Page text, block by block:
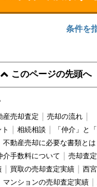
条件を
このページの先頭へ
産売却査定
売却の流れ
相続相談
「仲介」と
不動産売却に必要な書類とは
介手数料について
売却査
買取の売却査定実績
西
マンションの売却査定実績